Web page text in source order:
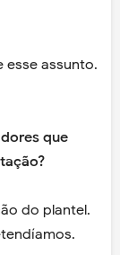
esse assunto.
que
do plantel.